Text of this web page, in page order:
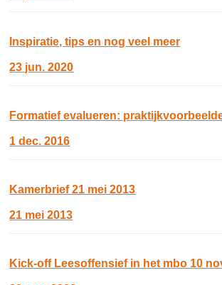
Inspiratie, tips en nog veel meer
23 jun. 2020
Formatief evalueren:
1 dec. 2016
Kamerbrief 21 mei 2013
21 mei 2013
Kick-off Leesoffensief in het mbo 10